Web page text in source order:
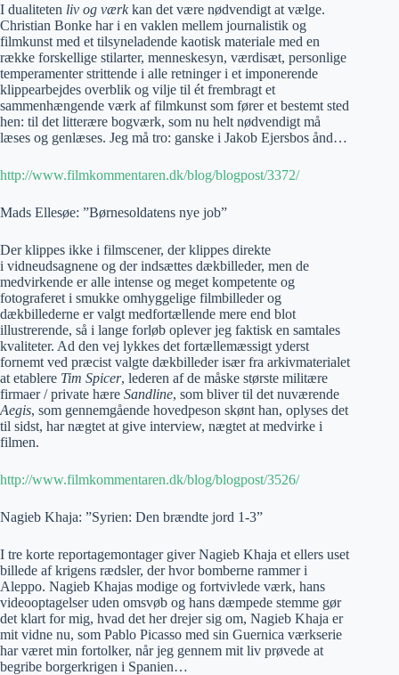
I dualiteten liv og værkkan det være nødvendigt at vælge.
Christian Bonke har i en vaklen mellem journalistik og
filmkunst med et tilsyneladende kaotisk materiale med en
række forskellige stilarter, menneskesyn, værdisæt, personlige
temperamenter strittende i alle retninger i et imponerende
klippearbejdes overblik og vilje til ét frembragt et
sammenhængende værk af filmkunst som fører et bestemt sted
hen: til det litterære bogværk, som nu helt nødvendigt må
læses og genlæses. Jeg må tro: ganske i Jakob Ejersbos ånd…
http://www.filmkommentaren.dk/blog/blogpost/3372/
Mads Ellesøe: ”Børnesoldatens nye job”
Der klippes ikke i filmscener, der klippes direkte
i vidneudsagnene og der indsættes dækbilleder, men de
medvirkende er alle intense og meget kompetente og
fotograferet i smukke omhyggelige filmbilleder og
dækbillederne er valgt medfortællende mere end blot
illustrerende, så i lange forløb oplever jeg faktisk en samtales
kvaliteter. Ad den vej lykkes det fortællemæssigt yderst
fornemt ved præcist valgte dækbilleder især fra arkivmaterialet
at etablere Tim Spicer, lederen af de måske største militære
firmaer / private hære Sandline, som bliver til det nuværende
Aegis, som gennemgående hovedpeson skønt han, oplyses det
til sidst, har nægtet at give interview, nægtet at medvirke i
filmen.
http://www.filmkommentaren.dk/blog/blogpost/3526/
Nagieb Khaja: ”Syrien: Den brændte jord 1-3”
I tre korte reportagemontager giver Nagieb Khaja et ellers uset
billede af krigens rædsler, der hvor bomberne rammer i
Aleppo. Nagieb Khajas modige og fortvivlede værk, hans
videooptagelser uden omsvøb og hans dæmpede stemme gør
det klart for mig, hvad det her drejer sig om, Nagieb Khaja er
mit vidne nu, som Pablo Picasso med sin Guernica værkserie
har været min fortolker, når jeg gennem mit liv prøvede at
begribe borgerkrigen i Spanien…